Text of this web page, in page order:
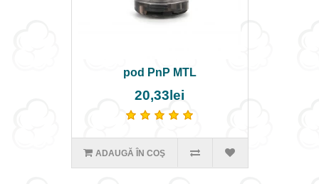
pod PnP MTL
20,33lei
ADAUGĂ ÎN COŞ